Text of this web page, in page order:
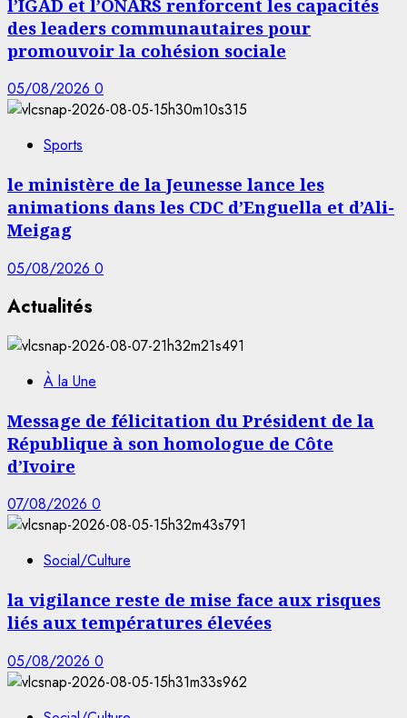
l’IGAD et l’ONARS renforcent les capacités
des leaders communautaires pour
promouvoir la cohésion sociale
05/08/2026 0
Sports
le ministère de la Jeunesse lance les
animations dans les CDC d’Enguella et d’Ali-
Meigag
05/08/2026 0
Actualités
À la Une
Message de félicitation du Président de la
République à son homologue de Côte
d’Ivoire
07/08/2026 0
Social/Culture
la vigilance reste de mise face aux risques
liés aux températures élevées
05/08/2026 0